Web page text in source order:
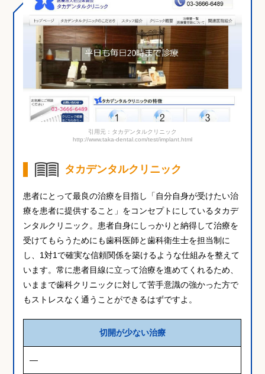
引用元：タカデンタルクリニック
http://www.taka-dental.com/test/implant.html
タカデンタルクリニック
患者にとって最良の治療を目指し「自分自身が受けたい治
療を患者に提供すること」をコンセプトにしているタカデ
ンタルクリニック。患者自身にしっかりと納得して治療を
受けてもらうためにも歯科医師と歯科衛生士を担当制に
し、1対1で確実な信頼関係を築けるような仕組みを整えて
います。常に患者目線に立って治療を進めてくれるため、
いままで歯科クリニックに対して苦手意識の強かった方で
もストレスなく通うことができるはずですよ。
切開が少ない治療
―